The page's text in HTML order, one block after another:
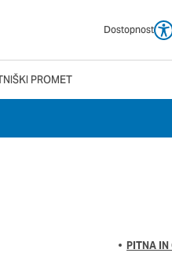
Dostopnost
PROMET
PITNA
uporabniško